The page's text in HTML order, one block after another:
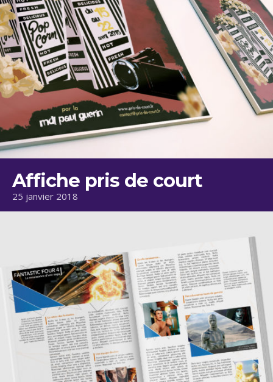
Affiche pris de court
25 janvier 2018